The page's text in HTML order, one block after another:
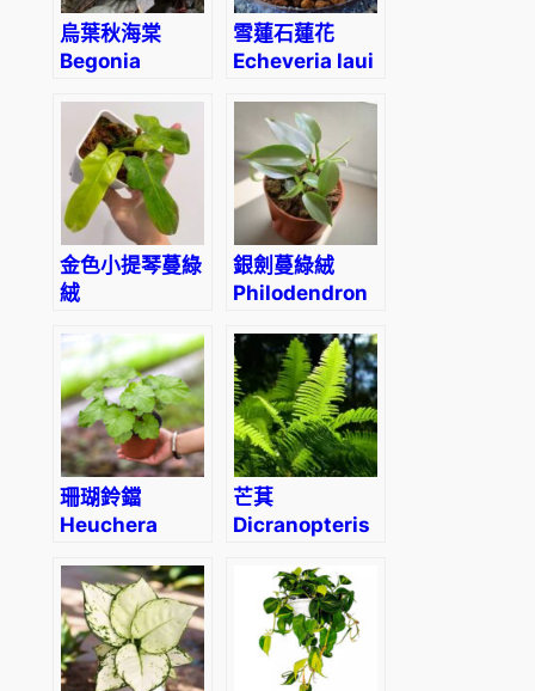
u
m
數
烏葉秋海棠
Begonia
雪蓮石蓮花
Echeveria laui
金色小提琴蔓綠
絨
Bipennifolium
銀劍蔓綠絨
Philodendron
珊瑚鈴鐺
Heuchera
芒萁
Dicranopteris
(Thunb.)
Berhn.